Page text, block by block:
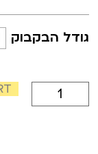
גודל הבקבוק